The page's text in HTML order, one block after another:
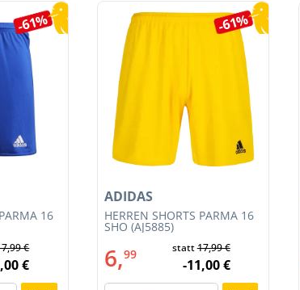
-61%
16
€
€
-61%
HERREN SHORTS PARMA 16
SHO (AJ5885)
ADIDAS
6,99 statt17,99 €
-11,00 €